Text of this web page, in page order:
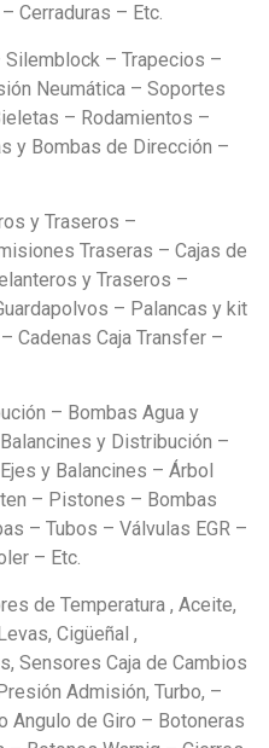
Cerraduras – Etc.
– Trapecios –
Neumática – Soportes
– Rodamientos –
y Bombas de Dirección –
y Traseros –
Traseras – Cajas de
y Traseros –
– Palancas y kit
Cadenas Caja Transfer –
– Bombas Agua y
y Distribución –
y Balancines – Árbol
– Pistones – Bombas
– Tubos – Válvulas EGR –
– Etc.
de Temperatura , Aceite,
Cigüeñal ,
Sensores Caja de Cambios
Admisión, Turbo, –
Angulo de Giro – Botoneras